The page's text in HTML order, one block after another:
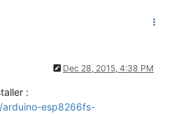
Dec 28, 2015, 4:38 PM
:
esp8266fs-